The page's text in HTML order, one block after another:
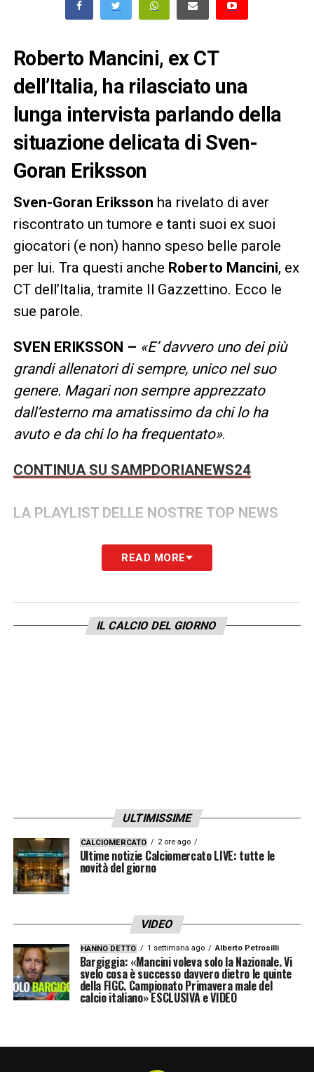
Roberto Mancini, ex CT
dell’Italia, ha rilasciato una
lunga intervista parlando della
situazione delicata di Sven-
Goran Eriksson
Sven-Goran Eriksson ha rivelato di aver
riscontrato un tumore e tanti suoi ex suoi
giocatori (e non) hanno speso belle parole
per lui. Tra questi anche Roberto Mancini, ex
CT dell’Italia, tramite Il Gazzettino. Ecco le
sue parole.
SVEN ERIKSSON – «E’ davvero uno dei più
grandi allenatori di sempre, unico nel suo
genere. Magari non sempre apprezzato
dall’esterno ma amatissimo da chi lo ha
avuto e da chi lo ha frequentato».
CONTINUA SU SAMPDORIANEWS24
LA PLAYLIST DELLE NOSTRE TOP NEWS
READ MORE
IL CALCIO DEL GIORNO
ULTIMISSIME
CALCIOMERCATO 2 ore ago
Ultime notizie Calciomercato LIVE: tutte le
novità del giorno
VIDEO
HANNO DETTO 1 settimana ago Alberto Petrosilli
Bargiggia: «Mancini voleva solo la Nazionale. Vi
svelo cosa è successo davvero dietro le quinte
della FIGC. Campionato Primavera male del
calcio italiano» ESCLUSIVA e VIDEO